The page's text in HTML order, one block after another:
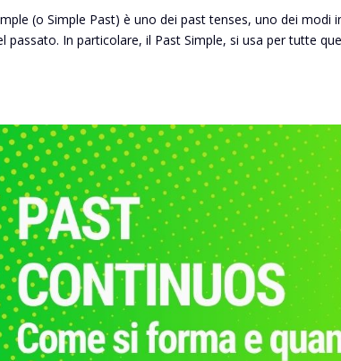
(o Simple Past) è uno dei past tenses, uno dei modi
passato. In particolare, il Past Simple, si usa per tutte